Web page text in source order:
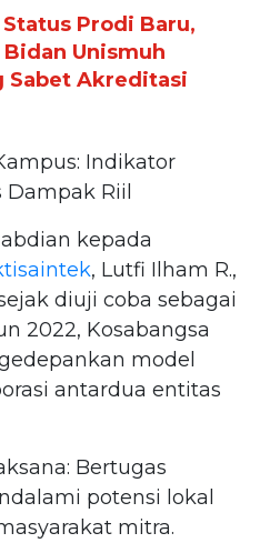
Prodi Baru,
Unismuh
Sabet Akreditasi
Indikator
Riil
kepada
, Lutfi Ilham R.,
diuji coba sebagai
2022, Kosabangsa
model
antardua entitas
Bertugas
potensi lokal
mitra.